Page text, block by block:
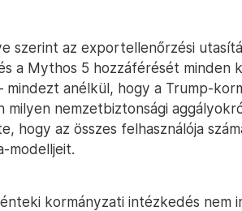
szerint az exportellenőrzési
a Mythos 5 hozzáférését minden
mindezt anélkül, hogy a Trump-
milyen nemzetbiztonsági
hogy az összes felhasználója
modelljeit.
kormányzati intézkedés nem